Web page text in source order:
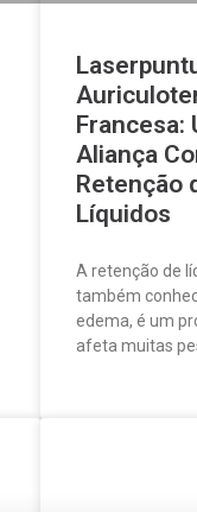
Francesa:
Aliança
Retenção
Líquidos
A retenção de
também
edema, é um
afeta muitas